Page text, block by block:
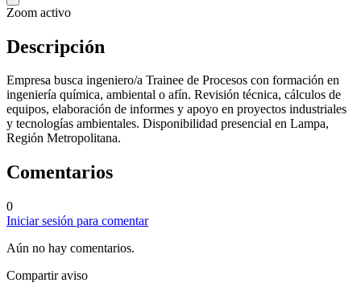
Zoom activo
Descripción
Empresa busca ingeniero/a Trainee de Procesos con formación en
ingeniería química, ambiental o afín. Revisión técnica, cálculos de
equipos, elaboración de informes y apoyo en proyectos industriales
y tecnologías ambientales. Disponibilidad presencial en Lampa,
Región Metropolitana.
Comentarios
0
Iniciar sesión para comentar
Aún no hay comentarios.
Compartir aviso